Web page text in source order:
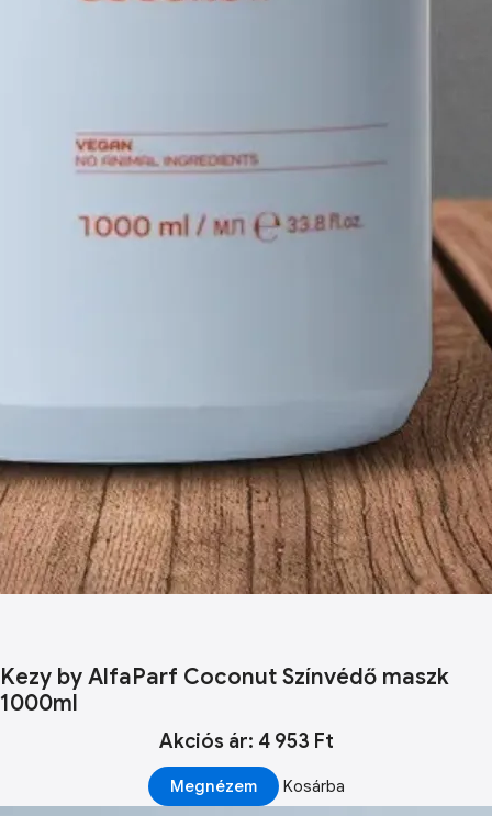
Kezy by AlfaParf Coconut Színvédő maszk
1000ml
Akciós ár: 4 953 Ft
Megnézem Kosárba